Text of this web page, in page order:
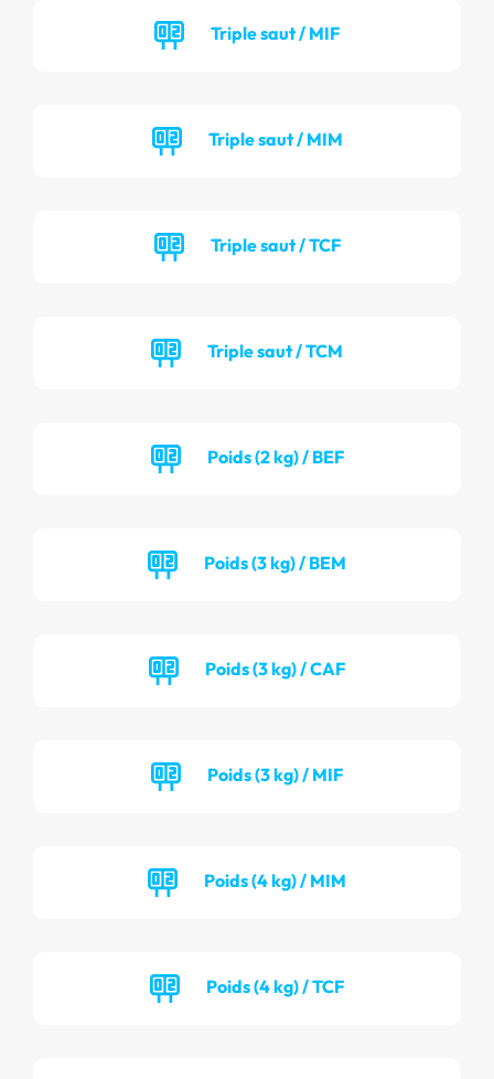
Triple saut / MIF
Triple saut / MIM
Triple saut / TCF
Triple saut / TCM
Poids (2 kg) / BEF
Poids (3 kg) / BEM
Poids (3 kg) / CAF
Poids (3 kg) / MIF
Poids (4 kg) / MIM
Poids (4 kg) / TCF